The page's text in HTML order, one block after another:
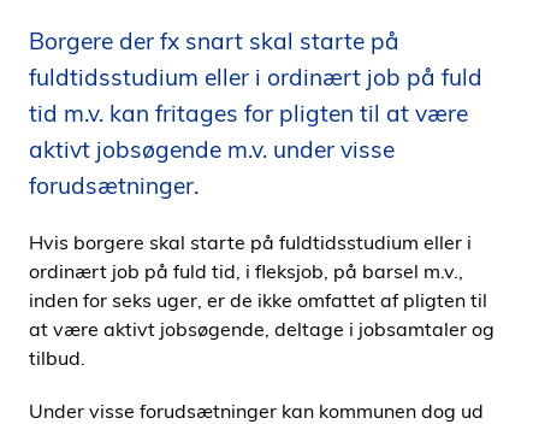
h
o
l
d
p
å
i
d
e
n
Borgere der fx snart skal starte på
fuldtidsstudium eller i ordinært job på fuld
tid m.v. kan fritages for pligten til at være
aktivt jobsøgende m.v. under visse
forudsætninger.
Hvis borgere skal starte på fuldtidsstudium eller i
ordinært job på fuld tid, i fleksjob, på barsel m.v.,
inden for seks uger, er de ikke omfattet af pligten til
at være aktivt jobsøgende, deltage i jobsamtaler og
tilbud.
Under visse forudsætninger kan kommunen dog ud